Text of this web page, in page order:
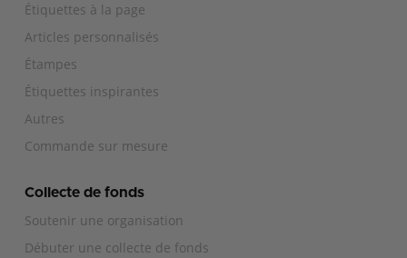
Étiquettes à la page
Articles personnalisés
Étampes
Étiquettes inspirantes
Autres
Commande sur mesure
Collecte de fonds
Soutenir une organisation
Débuter une collecte de fonds